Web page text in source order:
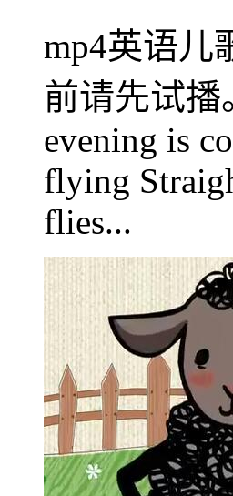
mp4英语儿
前请先试播
evening is
flying
flies...